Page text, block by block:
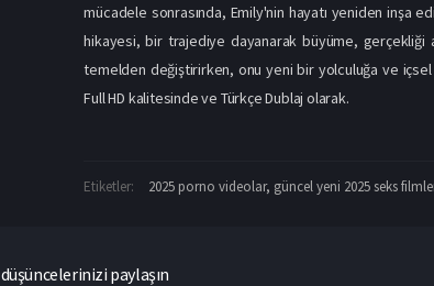
mücadele sonrasında, Emily'nin hayatı yeniden inşa
hikayesi, bir trajediye dayanarak büyüme, gerçekliği
temelden değiştirirken, onu yeni bir yolculuğa ve içsel
Full HD kalitesinde ve Türkçe Dublaj olarak.
Etiketler: 2025 porno videolar, güncel yeni 2025 seks
paylaşın